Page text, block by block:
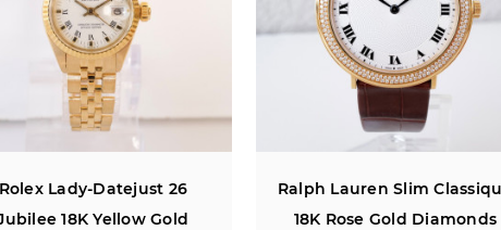
Lauren Slim Classique
Rose Gold Diamonds
Rolex Datejust 36 Jubilee
Steel Blue Roman Dial